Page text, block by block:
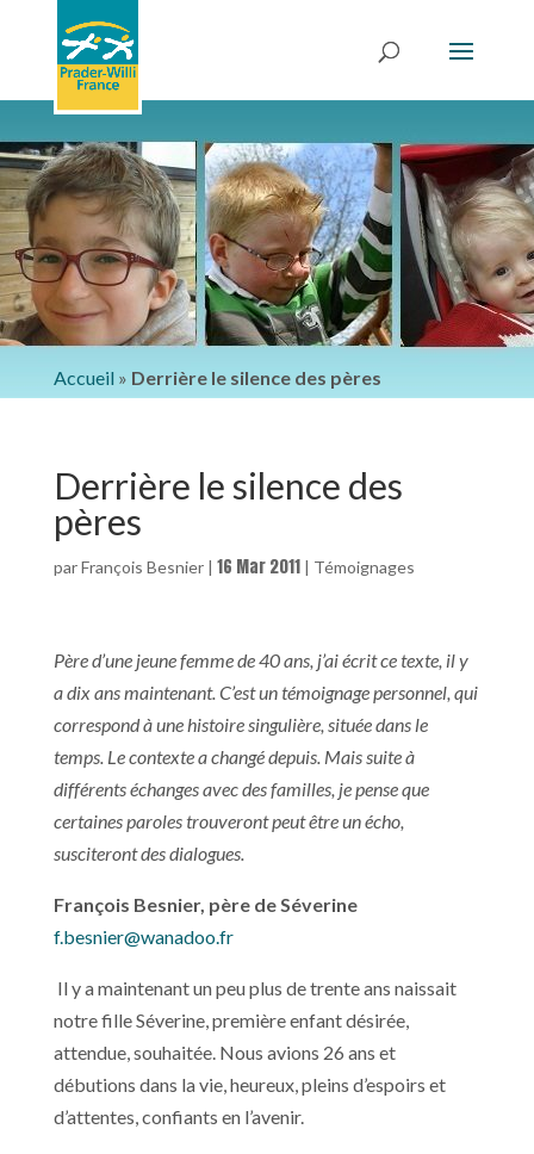
Accueil » Derrière le silence des pères
Derrière le silence des
pères
parFrançois Besnier| 16 Mar 2011 | Témoignages
Père d’une jeune femme de 40 ans, j’ai écrit ce texte, il y
a dix ans maintenant. C’est un témoignage personnel, qui
correspond à une histoire singulière, située dans le
temps. Le contexte a changé depuis. Mais suite à
différents échanges avec des familles, je pense que
certaines paroles trouveront peut être un écho,
susciteront des dialogues.
François Besnier, père de Séverine
f.besnier@wanadoo.fr
Il y a maintenant un peu plus de trente ans naissait
notre fille Séverine, première enfant désirée,
attendue, souhaitée. Nous avions 26 ans et
débutions dans la vie, heureux, pleins d’espoirs et
d’attentes, confiants en l’avenir.